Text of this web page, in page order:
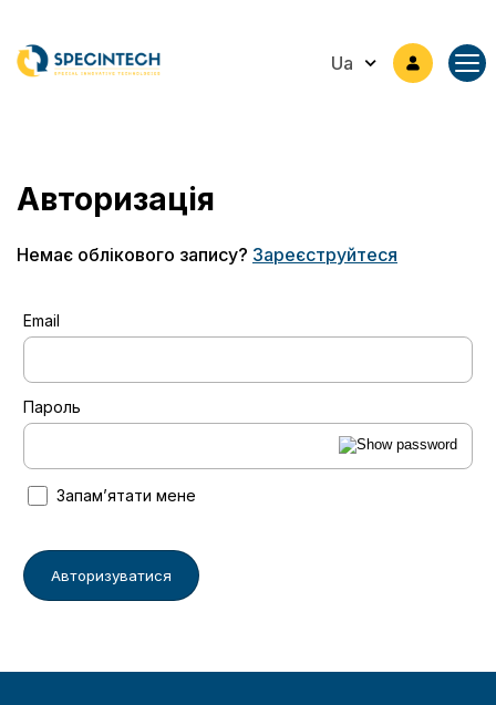
Ua
Авторизація
Немає облікового запису? Зареєструйтеся
Email
Пароль
Запамʼятати мене